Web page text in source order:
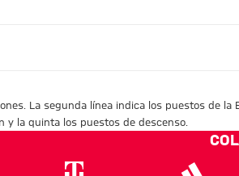
La segunda línea indica los puestos de
y la quinta los puestos de descenso.